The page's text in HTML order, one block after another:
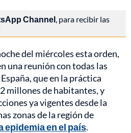
Channel , para recibir las
del miércoles esta orden,
una reunión con todas las
que en la práctica
millones de habitantes, y
ya vigentes desde la
zonas de la región de
epidemia en el país.